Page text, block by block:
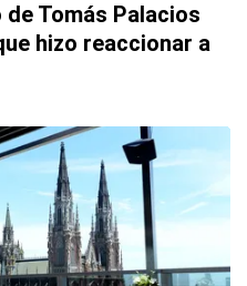
Tomás Palacios
hizo reaccionar a